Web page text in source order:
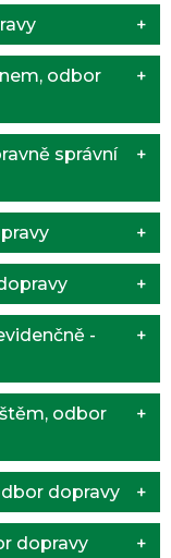
odbor
správní
-
odbor
dopravy
dopravy